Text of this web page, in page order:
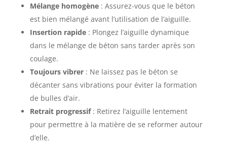
Mélange homogène: Assurez-vous que le béton
est bien mélangé avant l’utilisation de l’aiguille.
Insertion rapide: Plongez l’aiguille dynamique
dans le mélange de béton sans tarder après son
coulage.
Toujours vibrer: Ne laissez pas le béton se
décanter sans vibrations pour éviter la formation
de bulles d’air.
Retrait progressif: Retirez l’aiguille lentement
pour permettre à la matière de se reformer autour
d’elle.